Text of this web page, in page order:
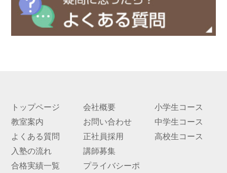
トップページ
教室案内
よくある質問
入塾の流れ
合格実績一覧
会社概要
お問い合わせ
正社員採用
講師募集
プライバシーポ
小学生コース
中学生コース
高校生コース